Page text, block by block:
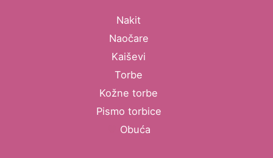
Nakit
Naočare
Kaiševi
Torbe
Kožne torbe
Pismo torbice
Obuća